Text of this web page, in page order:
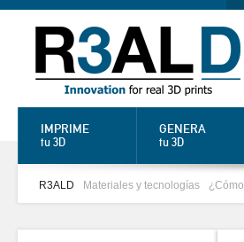
IMPRIME
tu 3D
GENERA
tu 3D
R3ALD Materiales y tecnologías